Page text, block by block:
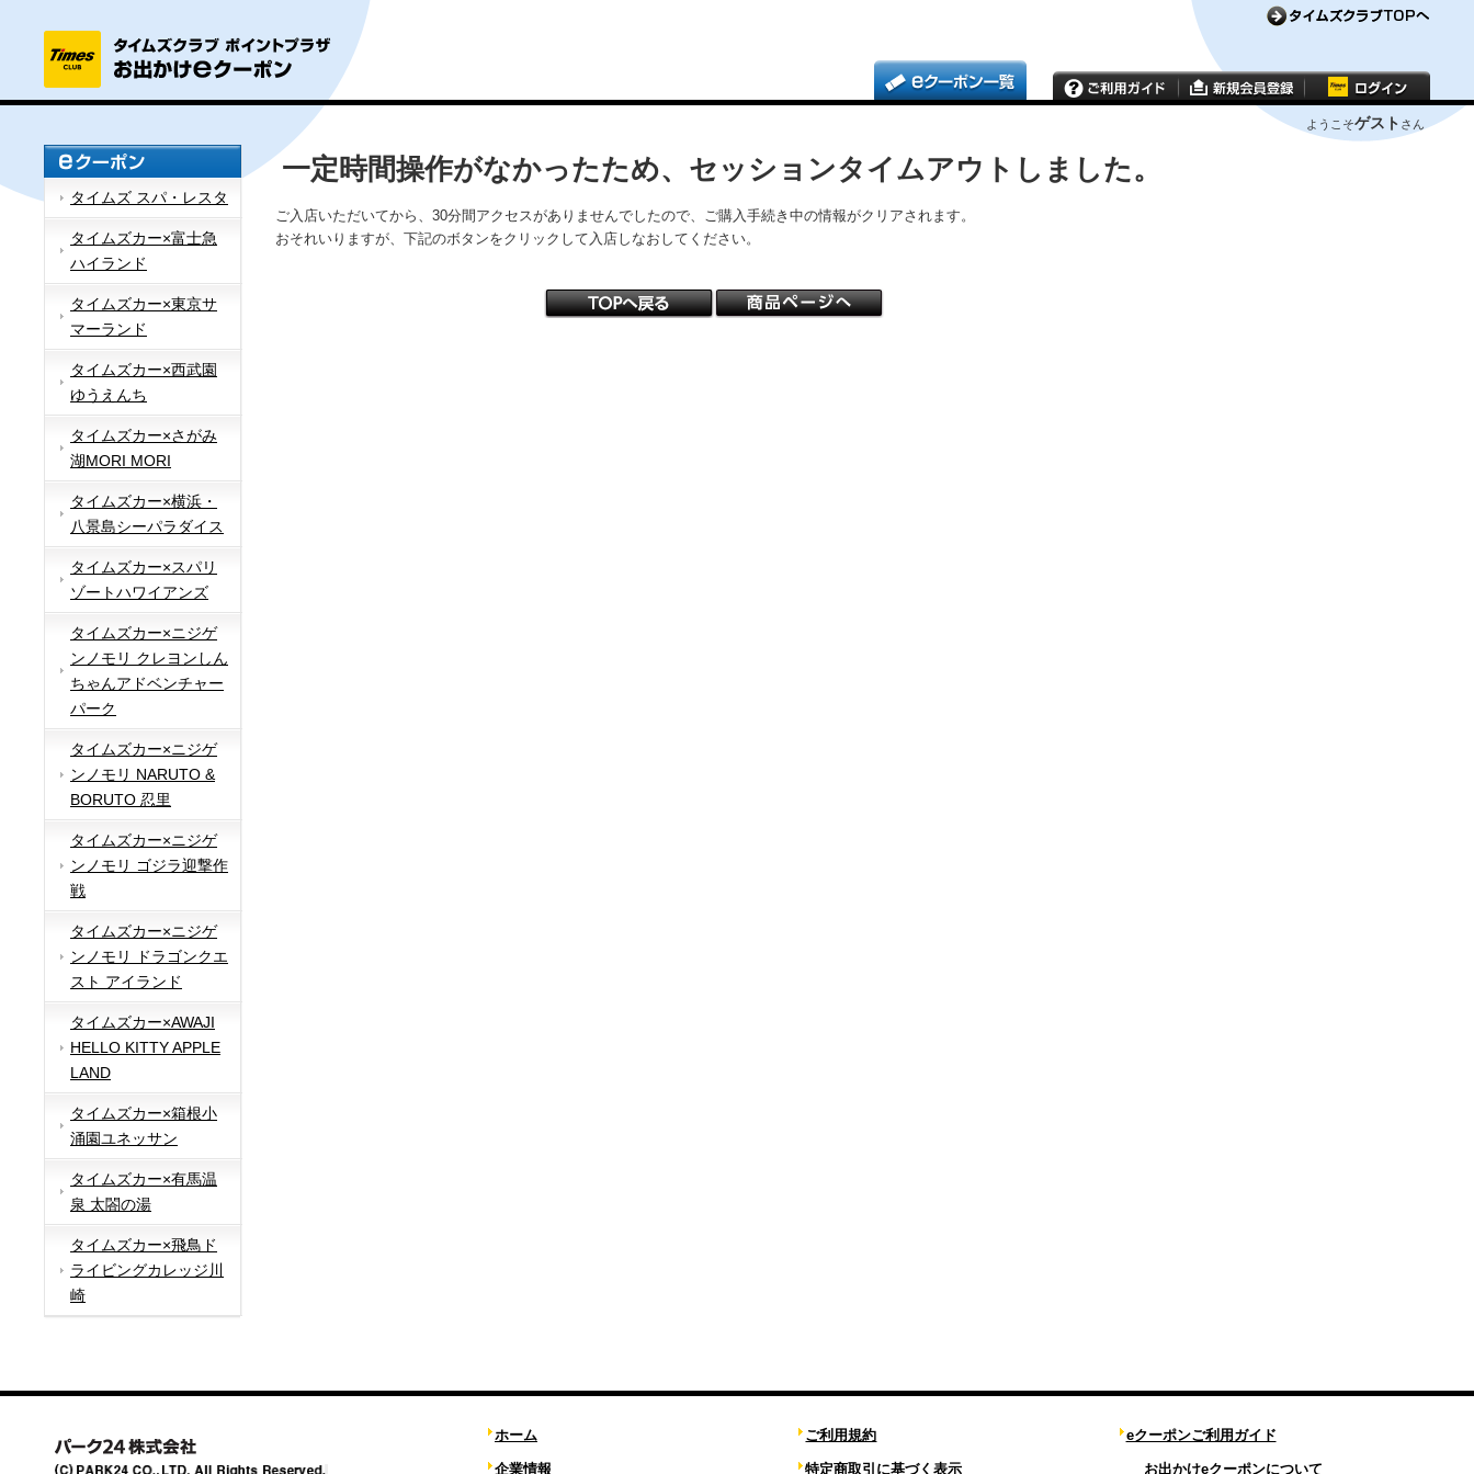
ようこそゲスト さん
タイムズ スパ・レスタ
タイムズカー×富士急
ハイランド
タイムズカー×東京サ
マーランド
タイムズカー×西武園
ゆうえんち
タイムズカー×さがみ
湖MORI MORI
タイムズカー×横浜・
八景島シーパラダイス
タイムズカー×スパリ
ゾートハワイアンズ
タイムズカー×ニジゲ
ンノモリ クレヨンしん
ちゃんアドベンチャー
パーク
タイムズカー×ニジゲ
ンノモリ NARUTO &
BORUTO 忍里
タイムズカー×ニジゲ
ンノモリ ゴジラ迎撃作
戦
タイムズカー×ニジゲ
ンノモリ ドラゴンクエ
スト アイランド
タイムズカー×AWAJI
HELLO KITTY APPLE
LAND
タイムズカー×箱根小
涌園ユネッサン
タイムズカー×有馬温
泉 太閤の湯
タイムズカー×飛鳥ド
ライビングカレッジ川
崎
一定時間操作がなかったため、セッションタイムアウトしました。
ご入店いただいてから、30分間アクセスがありませんでしたので、ご購入手続き中の情報がクリアされます。
おそれいりますが、下記のボタンをクリックして入店しなおしてください。
ホーム
企業情報
ご利用規約
特定商取引に基づく表示
eクーポンご利用ガイド
お出かけeクーポンについて